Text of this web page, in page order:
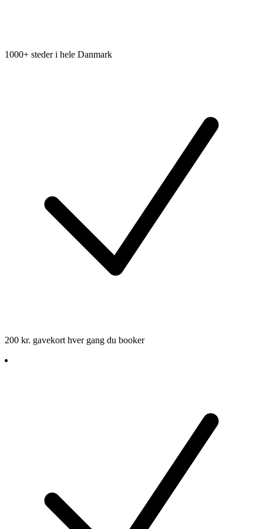
1000+ steder i hele Danmark
200 kr. gavekort hver gang du booker